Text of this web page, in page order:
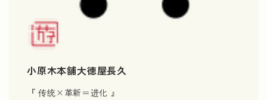
小原木本舗大徳屋長久
『 传统×革新＝进化 』